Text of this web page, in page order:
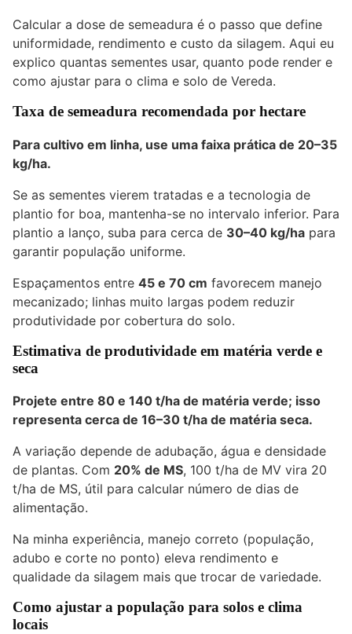
Calcular a dose de semeadura é o passo que define
uniformidade, rendimento e custo da silagem. Aqui eu
explico quantas sementes usar, quanto pode render e
como ajustar para o clima e solo de Vereda.
Taxa de semeadura recomendada por hectare
Para cultivo em linha, use uma faixa prática de 20–35
kg/ha.
Se as sementes vierem tratadas e a tecnologia de
plantio for boa, mantenha-se no intervalo inferior. Para
plantio a lanço, suba para cerca de 30–40 kg/ha para
garantir população uniforme.
Espaçamentos entre 45 e 70 cm favorecem manejo
mecanizado; linhas muito largas podem reduzir
produtividade por cobertura do solo.
Estimativa de produtividade em matéria verde e
seca
Projete entre 80 e 140 t/ha de matéria verde; isso
representa cerca de 16–30 t/ha de matéria seca.
A variação depende de adubação, água e densidade
de plantas. Com 20% de MS, 100 t/ha de MV vira 20
t/ha de MS, útil para calcular número de dias de
alimentação.
Na minha experiência, manejo correto (população,
adubo e corte no ponto) eleva rendimento e
qualidade da silagem mais que trocar de variedade.
Como ajustar a população para solos e clima
locais